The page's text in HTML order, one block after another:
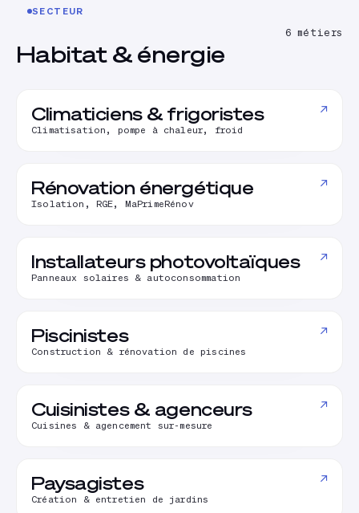
SECTEUR
Habitat & énergie
6 métiers
Climaticiens & frigoristes
Climatisation, pompe à chaleur, froid
↗
Rénovation énergétique
Isolation, RGE, MaPrimeRénov
↗
Installateurs photovoltaïques
Panneaux solaires & autoconsommation
↗
Piscinistes
Construction & rénovation de piscines
↗
Cuisinistes & agenceurs
Cuisines & agencement sur-mesure
↗
Paysagistes
Création & entretien de jardins
↗